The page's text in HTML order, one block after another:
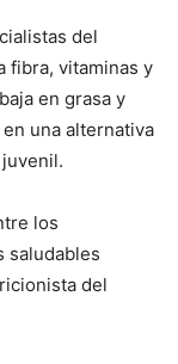
del
fibra, vitaminas y
en grasa y
una alternativa
los
saludables
del